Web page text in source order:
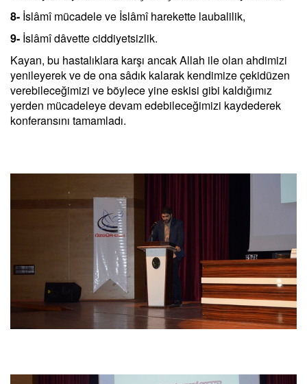
8- İslâmî mücadele ve İslâmî harekette laubalilik,
9- İslâmî dâvette ciddiyetsizlik.
Kayan, bu hastalıklara karşı ancak Allah ile olan ahdimizi
yenileyerek ve de ona sâdık kalarak kendimize çekidüzen
verebileceğimizi ve böylece yine eskisi gibi kaldığımız
yerden mücadeleye devam edebileceğimizi kaydederek
konferansını tamamladı.